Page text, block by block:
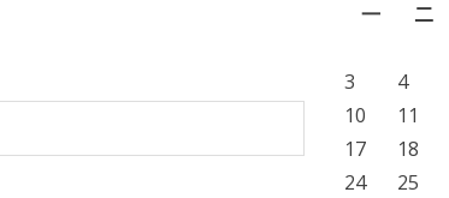
一
二
3
4
10
11
17
18
24
25